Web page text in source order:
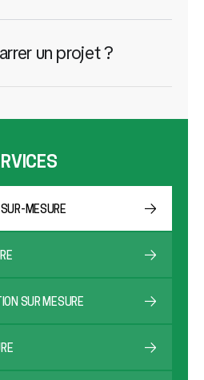
un projet ?
MESURE
SUR MESURE